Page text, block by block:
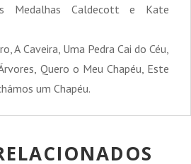
Medalhas Caldecott e Kate
A Caveira, Uma Pedra Cai do Céu,
Quero o Meu Chapéu, Este
um Chapéu.